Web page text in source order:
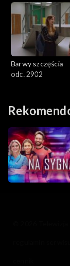
Barwy szczęścia
odc. 2902